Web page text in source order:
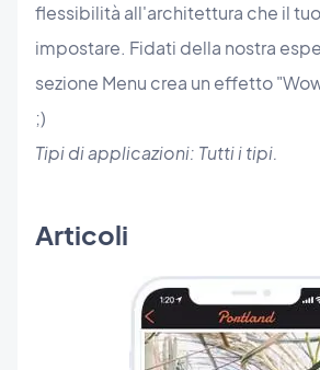
flessibilità all'architettura che il
impostare. Fidati della nostra
sezione Menu crea un effetto
;)
Tipi di applicazioni: Tutti i tipi.
Articoli